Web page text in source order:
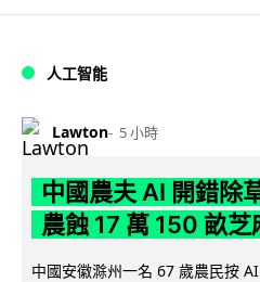
人工智能
Lawton 5 小時
中國農夫 AI 開錯除
農蝕 17 萬 150 畝
中國安徽滁州一名 67 歲農民按